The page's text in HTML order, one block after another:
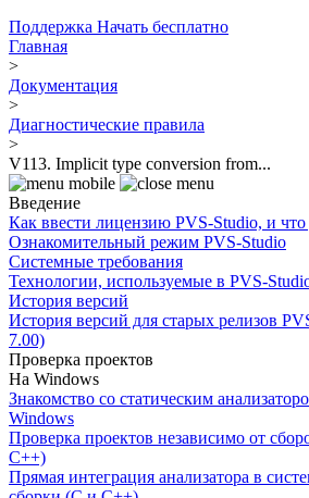
Поддержка Начать бесплатно
Главная
>
Документация
>
Диагностические правила
>
V113. Implicit type conversion from...
Введение
Как ввести лицензию PVS-Studio, и что
Ознакомительный режим PVS-Studio
Системные требования
Технологии, используемые в PVS-
История версий
История версий для старых релизов
7.00)
Проверка проектов
На Windows
Знакомство со статическим
Windows
Проверка проектов независимо от
C++)
Прямая интеграция анализатора в